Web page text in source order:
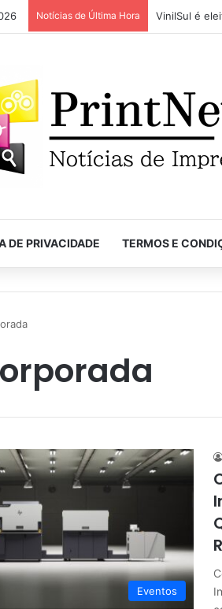
Notícias de Última Hora
DE PRIVACIDADE TERMOS E
Eventos